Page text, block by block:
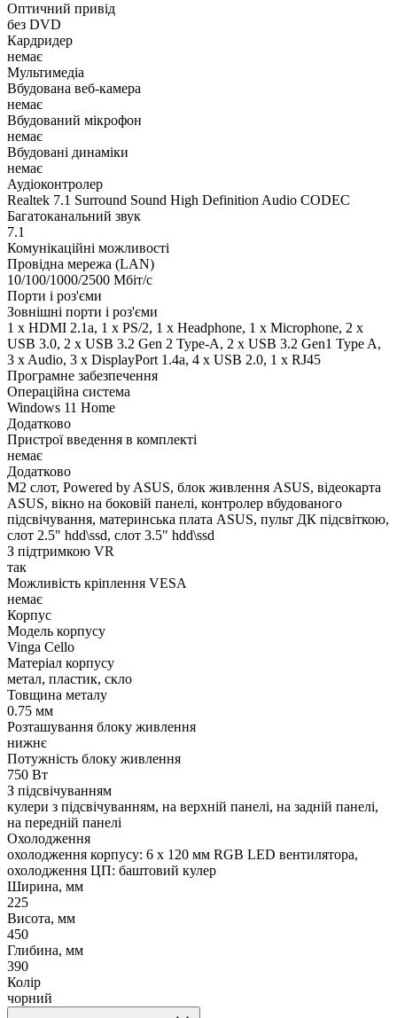
Оптичний привід
без DVD
Кардридер
немає
Мультимедіа
Вбудована веб-камера
немає
Вбудований мікрофон
немає
Вбудовані динаміки
немає
Аудіоконтролер
Realtek 7.1 Surround Sound High Definition Audio CODEC
Багатоканальний звук
7.1
Комунікаційні можливості
Провідна мережа (LAN)
10/100/1000/2500 Мбіт/с
Порти і роз'єми
Зовнішні порти і роз'єми
1 x HDMI 2.1a, 1 x PS/2, 1 x Нeadphone, 1 х Microphone, 2 x
USB 3.0, 2 x USB 3.2 Gen 2 Type-A, 2 x USB 3.2 Gen1 Type A,
3 x Audio, 3 x DisplayPort 1.4a, 4 x USB 2.0, 1 x RJ45
Програмне забезпечення
Операційна система
Windows 11 Home
Додатково
Пристрої введення в комплекті
немає
Додатково
M2 слот, Powered by ASUS, блок живлення ASUS, відеокарта
ASUS, вікно на боковій панелі, контролер вбудованого
підсвічування, материнська плата ASUS, пульт ДК підсвіткою,
слот 2.5" hdd\ssd, слот 3.5" hdd\ssd
З підтримкою VR
так
Можливість кріплення VESA
немає
Корпус
Модель корпусу
Vinga Cello
Матеріал корпусу
метал, пластик, скло
Товщина металу
0.75 мм
Розташування блоку живлення
нижнє
Потужність блоку живлення
750 Вт
З підсвічуванням
кулери з підсвічуванням, на верхній панелі, на задній панелі,
на передній панелі
Охолодження
охолодження корпусу: 6 x 120 мм RGB LED вентилятора,
охолодження ЦП: баштовий кулер
Ширина, мм
225
Висота, мм
450
Глибина, мм
390
Колір
чорний